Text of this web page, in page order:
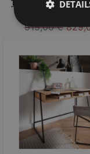
Türen, 3 Böden,
Stahlgestell
919,00 €